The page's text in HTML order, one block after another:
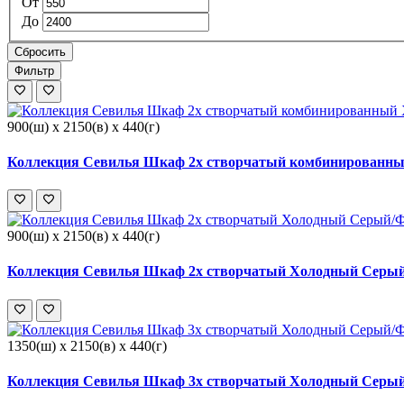
До
Сбросить
Фильтр
900(ш) x 2150(в) x 440(г)
Коллекция Севилья Шкаф 2х створчатый
900(ш) x 2150(в) x 440(г)
Коллекция Севилья Шкаф 2х створчатый Холодный
1350(ш) x 2150(в) x 440(г)
Коллекция Севилья Шкаф 3х створчатый Холодный